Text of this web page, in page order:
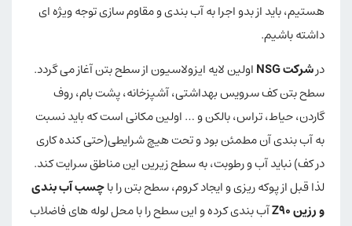
هستیم، باید از بدو اجرا به آب بندی و مقاوم سازی توجه ویژه ای
داشته باشیم.
درشرکت NSG
اولین لایه ایزولاسیون از سطح بتن آغاز می گردد.
سطح بتن کف سرویس بهداشتی، آشپزخانه، پشت بام، روف
گاردن، حیاط، تراس، بالکن و … اولین مکانی است که باید نسبت
به آب بندی آن مطمئن بود و تحت هیچ شرایطی(حتی کنده کاری
در کف) نباید آب و رطوبت، به سطح زیرین این مناطق سرایت کند.
لذا قبل از پوکه ریزی و ایجاد کروم، سطح بتن را باچسب آب بندی
و رزین Z90
آب بندی کرده و این سطح را با محل لوله های فاضلاب